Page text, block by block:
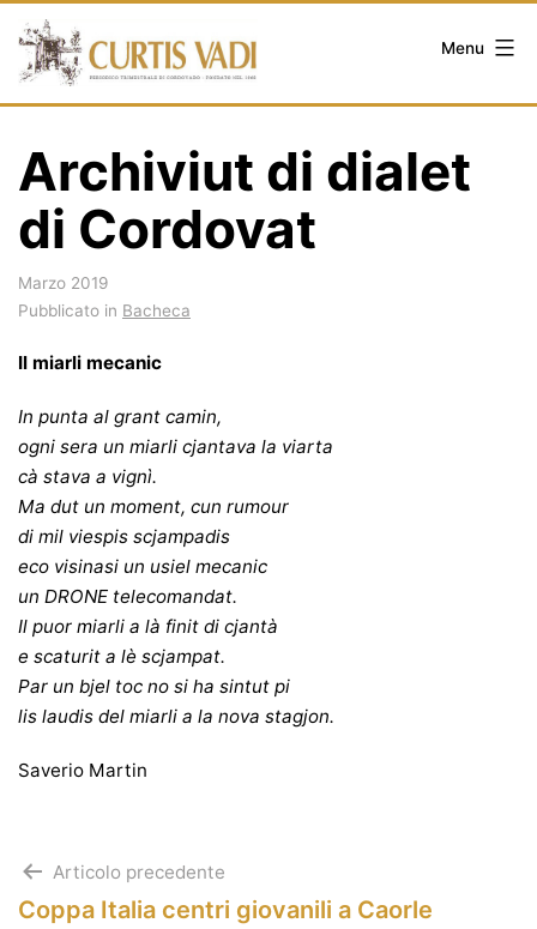
Salta
contenuto
Menu
Archiviut di dialet
di Cordovat
Marzo 2019
Pubblicato in Bacheca
Il miarli mecanic
In punta al grant camin,
ogni sera un miarli cjantava la viarta
cà stava a vignì.
Ma dut un moment, cun rumour
di mil viespis scjampadis
eco visinasi un usiel mecanic
un DRONE telecomandat.
Il puor miarli a là finit di cjantà
e scaturit a lè scjampat.
Par un bjel toc no si ha sintut pi
lis laudis del miarli a la nova stagjon.
Saverio Martin
Navigazione
Articolo precedente
Coppa Italia centri giovanili a Caorle